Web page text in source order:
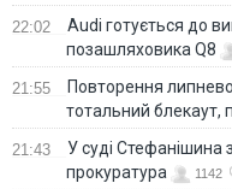
22:02
Audi готується до
позашляховика Q8
21:55
Повторення
тотальний блекаут,
21:43
У суді Стефанішина
прокуратура
1142